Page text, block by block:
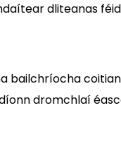
dliteanas
bailchríocha
dromchlaí